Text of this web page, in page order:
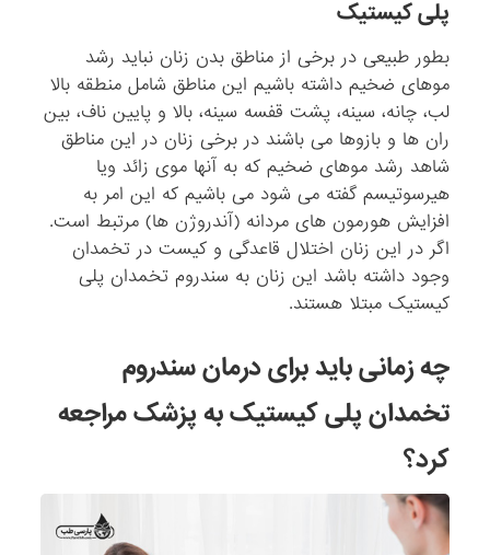
پلی کیستیک
بطور طبیعی در برخی از مناطق بدن زنان نباید رشد
موهای ضخیم داشته باشیم این مناطق شامل منطقه بالا
لب، چانه، سینه، پشت قفسه سینه، بالا و پایین ناف، بین
ران ها و بازوها می باشند در برخی زنان در این مناطق
شاهد رشد موهای ضخیم که به آنها موی زائد ویا
هیرسوتیسم گفته می شود می باشیم که این امر به
افزایش هورمون های مردانه (آندروژن ها) مرتبط است.
اگر در این زنان اختلال قاعدگی و کیست در تخمدان
وجود داشته باشد این زنان به سندروم تخمدان پلی
کیستیک مبتلا هستند.
چه زمانی باید برای درمان سندروم
تخمدان پلی کیستیک به پزشک مراجعه
کرد؟